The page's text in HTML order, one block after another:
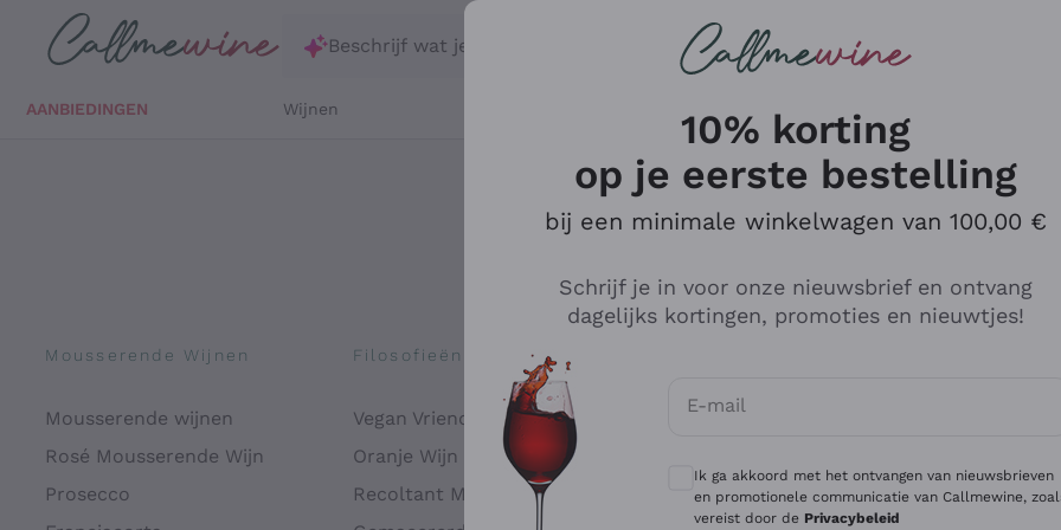
Ga direct naar de hoofdinhoud
Beschrijf wat je zoekt
AANBIEDINGEN Wijnen
Mousserende Wijnen
Mousserende wijnen
Rosé Mousserende Wijn
Prosecco
Filosofieën
Vegan Vriendelijk
Oranje Wijn
Recoltant Manipulant
Antinori
Ca' del Bosco
Gavi
10% korting
op je eerste bestelling
bij een minimale winkelwagen van 100,00 €
Schrijf je in voor onze nieuwsbrief en ontvang
dagelijks kortingen, promoties en nieuwtjes!
E-mail
Optionele toestemmingen om
Ik ga akkoord met het ontvangen van nieuwsbrieven
en promotionele communicatie van Callmewine,
vereist door de Privacybeleid